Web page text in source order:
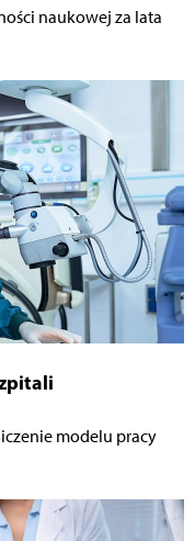
naukowej za lata
modelu pracy